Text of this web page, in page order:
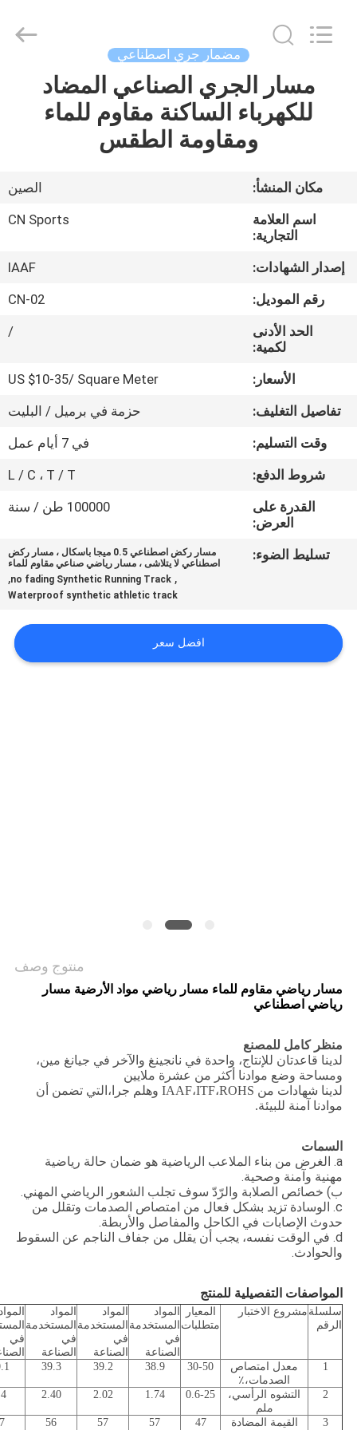
مسكن
معلومات
جولة
المعمل
مراقبة
الجودة
اتصل
اقتباس
الموقع
Materials
مضمار جري اصطناعي
مسار الجري الصناعي المضاد
للكهرباء الساكنة مقاوم للماء
ومقاومة الطقس
مكان المنشأ:
الصين
اسم العلامة
التجارية:
CN Sports
إصدار الشهادات:
IAAF
رقم الموديل:
CN-02
الحد الأدنى
لكمية:
/
الأسعار:
US $10-35/ Square Meter
تفاصيل التغليف:
حزمة في برميل / البليت
وقت التسليم:
في 7 أيام عمل
شروط الدفع:
L / C ، T / T
القدرة على
العرض:
100000 طن / سنة
تسليط الضوء:
مسار ركض اصطناعي 0.5 ميجا باسكال ، مسار ركض
اصطناعي لا يتلاشى ، مسار رياضي صناعي مقاوم للماء
,
no fading Synthetic Running Track
,
Waterproof synthetic athletic track
افضل سعر
منتوج وصف
مسار رياضي مقاوم للماء مسار رياضي مواد الأرضية مسار
رياضي اصطناعي
منظر كامل للمصنع
لدينا قاعدتان للإنتاج، واحدة في نانجينغ والآخر في جيانغ مين،
ومساحة وضع موادنا أكثر من عشرة ملايين
لدينا شهادات من IAAF،ITF،ROHS وهلم جرا،التي تضمن أن
موادنا آمنة للبيئة.
السمات
a. الغرض من بناء الملاعب الرياضية هو ضمان حالة رياضية
مهنية وآمنة وصحية.
ب) خصائص الصلابة والرّدّ سوف تجلب الشعور الرياضي المهني.
c. الوسادة تزيد بشكل فعال من امتصاص الصدمات وتقلل من
حدوث الإصابات في الكاحل والمفاصل والأربطة.
d. في الوقت نفسه، يجب أن يقلل من جفاف الناجم عن السقوط
والحوادث.
المواصفات التفصيلية للمنتج
سلسلة
الرقم
مشروع الاختبار
المعيار
متطلبات
المواد
المستخدمة
في
الصناعة
المواد
المستخدمة
في
الصناعة
المواد
المستخدمة
في
الصناعة
في
1
معدل امتصاص
الصدمات،٪
30-50
38.9
39.2
39.3
2
التشوه الرأسي،
ملم
0.6-25
1.74
2.02
2.40
3
القيمة المضادة
47
57
57
56